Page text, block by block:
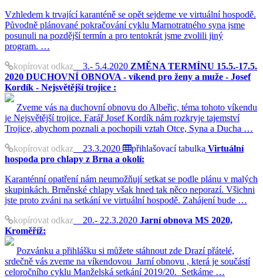
Vzhledem k trvající karanténě se opět sejdeme ve virtuální hospodě.
Původně plánované pokračování cyklu Marnotratného syna jsme
posunuli na pozdější termín a pro tentokrát jsme zvolili jiný
program. …
kopírovat odkaz 3.- 5.4.2020 ZMĚNA TERMÍNU 15.5.-17.5.
2020 DUCHOVNÍ OBNOVA - víkend pro ženy a muže - Josef
Kordík - Nejsvětější trojice :
Zveme vás na duchovní obnovu do Albeřic, téma tohoto víkendu
je Nejsvětější trojice. Farář Josef Kordík nám rozkryje tajemství
Trojice, abychom poznali a pochopili vztah Otce, Syna a Ducha …
kopírovat odkaz 23.3.2020 přihlašovací tabulka Virtuální
hospoda pro chlapy z Brna a okolí:
Karanténní opatření nám neumožňují setkat se podle plánu v malých
skupinkách. Brněnské chlapy však hned tak něco neporazí. Všichni
jste proto zváni na setkání ve virtuální hospodě. Zahájení bude …
kopírovat odkaz 20.- 22.3.2020 Jarní obnova MS 2020,
Kroměříž:
Pozvánku a přihlášku si můžete stáhnout zde Drazí přátelé,
srdečně vás zveme na víkendovou Jarní obnovu , která je součástí
celoročního cyklu Manželská setkání 2019/20. Setkáme …